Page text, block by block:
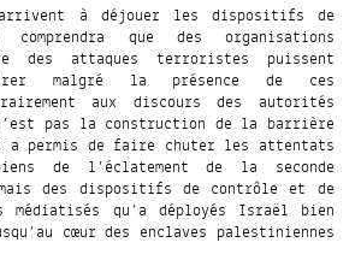
à déjouer les dispositifs de
que des organisations
des attaques terroristes puissent
malgré la présence de ces
aux discours des autorités
pas la construction de la barrière
a permis de faire chuter les attentats
de l’éclatement de la seconde
des dispositifs de contrôle et de
médiatisés qu’a déployés Israël bien
cœur des enclaves palestiniennes